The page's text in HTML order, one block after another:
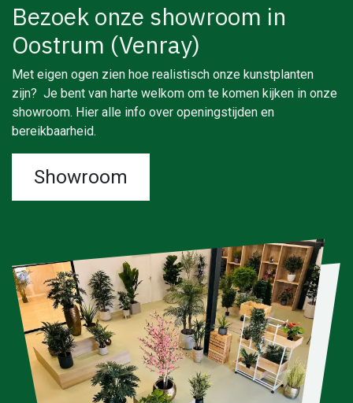
Bezoek onze showroom in
Oostrum (Venray)
Met eigen ogen zien hoe realistisch onze kunstplanten
zijn? Je bent van harte welkom om te komen kijken in onze
showroom. Hier alle info over openingstijden en
bereikbaarheid.
Showroom